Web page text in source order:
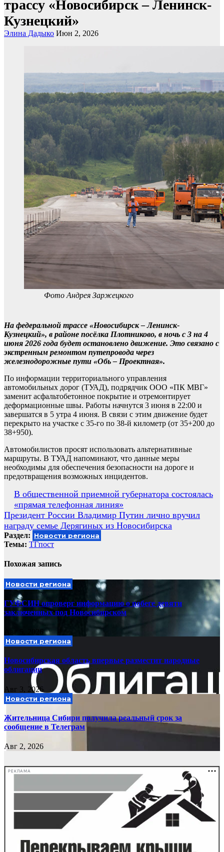
трассу «Новосибирск – Ленинск-
Кузнецкий»
Элина Дадыко Июн 2, 2026
Фото Андрея Заржецкого
На федеральной трассе «Новосибирск – Ленинск-
Кузнецкий», в районе посёлка Плотниково, в ночь с 3 на 4
июня 2026 года будет остановлено движение. Это связано с
экстренным ремонтом путепровода через
железнодорожные пути «Обь – Проектная».
По информации территориального управления
автомобильных дорог (ТУАД), подрядчик ООО «ПК МВГ»
заменит асфальтобетонное покрытие и отремонтирует
деформационные швы. Работы начнутся 3 июня в 22:00 и
завершатся в 5 утра 4 июня. В связи с этим движение будет
перекрыто на участке с 35-го по 38-й километр (от 35+200 до
38+950).
Автомобилистов просят использовать альтернативные
маршруты. В ТУАД напоминают, что данные меры
необходимы для обеспечения безопасности на дороге и
предотвращения возможных инцидентов.
Навигация
по
записям
В общественной приемной губернатора состоялась
«прямая телефонная линия»
Президент России Владимир Путин лично вручил
награду семье Дерягиных из Новосибирска
Раздел: Новости региона
Темы: ТГпост
Похожая запись
Новости региона
ГУФСИН опроверг информацию о побеге девяти
заключенных под Новосибирском
Новости региона
Новосибирская область впервые разместит народные
облигации
Авг 3, 2026
Новости региона
Жительница Сибири получила реальный срок за
сообщение в Телеграм
Авг 2, 2026
РЕКЛАМА